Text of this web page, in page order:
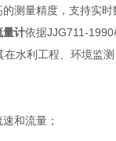
测量精度，支持实
量计依据JJG711-1990
水利工程、环境监测
和流量；